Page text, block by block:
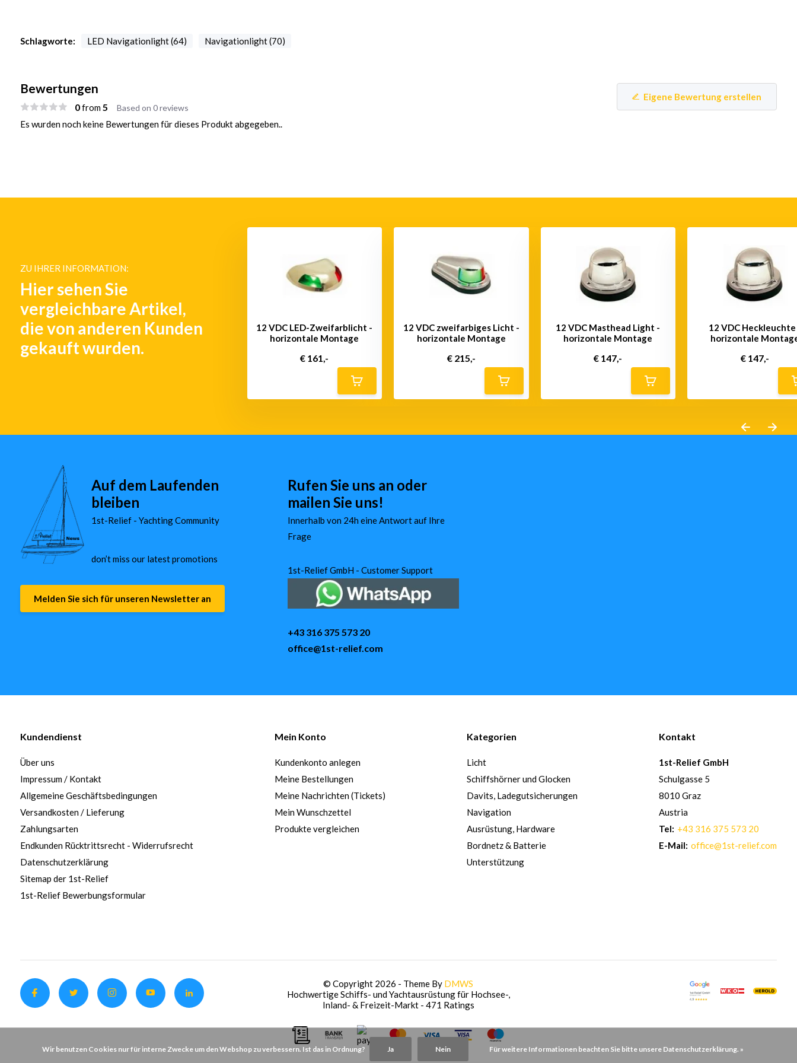
Schlagworte: LED Navigationlight (64) Navigationlight (70)
Bewertungen
0from5 Based on 0 reviews
Eigene Bewertung erstellen
Es wurden noch keine Bewertungen für dieses Produkt abgegeben..
ZU IHRER INFORMATION:
Hier sehen Sie
vergleichbare Artikel,
die von anderen Kunden
gekauft wurden.
€ 585,-
12 VDC LED-Zweifarblicht -
horizontale Montage
€ 161,-
12 VDC zweifarbiges Licht -
horizontale Montage
€ 215,-
12 VDC Masthead Light -
horizontale Montage
€ 147,-
12 VDC
horizontale
€ 147,-
Auf dem Laufenden
bleiben
1st-Relief - Yachting Community
don’t miss our latest promotions
Melden Sie sich für unseren Newsletter an
Rufen Sie uns an oder
mailen Sie uns!
Innerhalb von 24h eine Antwort auf Ihre
Frage
1st-Relief GmbH - Customer Support
+43 316 375 573 20
office@1st-relief.com
Kundendienst
Über uns
Impressum / Kontakt
Allgemeine Geschäftsbedingungen
Versandkosten / Lieferung
Zahlungsarten
Endkunden Rücktrittsrecht - Widerrufsrecht
Datenschutzerklärung
Sitemap der 1st-Relief
1st-Relief Bewerbungsformular
Mein Konto
Kundenkonto anlegen
Meine Bestellungen
Meine Nachrichten (Tickets)
Mein Wunschzettel
Produkte vergleichen
Kategorien
Licht
Schiffshörner und Glocken
Davits, Ladegutsicherungen
Navigation
Ausrüstung, Hardware
Bordnetz & Batterie
Unterstützung
Kontakt
1st-Relief GmbH
Schulgasse 5
8010 Graz
Austria
Tel: +43 316 375 573 20
E-Mail: office@1st-relief.com
© Copyright 2026 - Theme By DMWS
Hochwertige Schiffs- und Yachtausrüstung für Hochsee-,
Inland- & Freizeit-Markt - 471 Ratings
Wir benutzen Cookies nur für interne Zwecke um den Webshop zu verbessern. Ist das in Ordnung? Ja Nein Für weitere Informationen beachten Sie bitte unsere Datenschutzerklärung. »